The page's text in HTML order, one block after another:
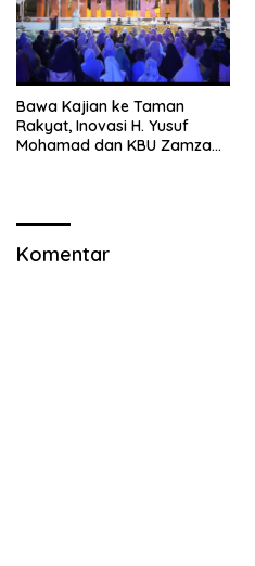
Bawa Kajian ke Taman
Rakyat, Inovasi H. Yusuf
Mohamad dan KBU Zamzam
Komentar